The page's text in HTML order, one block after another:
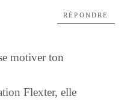
motiver ton
Flexter, elle
RÉPONDRE